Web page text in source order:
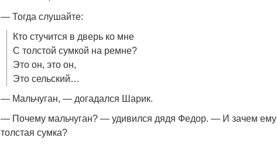
— Тогда слушайте:
Кто стучится в дверь ко мне
С толстой сумкой на ремне?
Это он, это он,
Это сельский…
— Мальчуган, — догадался Шарик.
— Почему мальчуган? — удивился дядя Федор. — И зачем ему
толстая сумка?